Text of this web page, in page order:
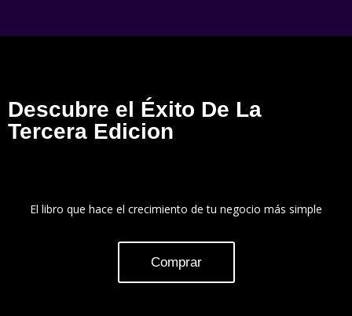
Descubre el Éxito De La
Tercera Edicion
El libro que hace el crecimiento de tu negocio más simple
Comprar